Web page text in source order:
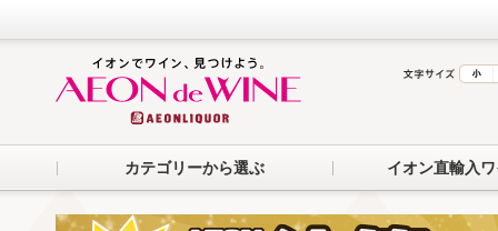
カテゴリーから選ぶ イオン直輸入